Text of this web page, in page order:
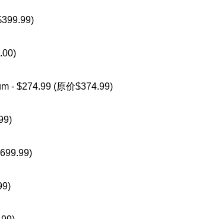
- $274.99 (原价$374.99)